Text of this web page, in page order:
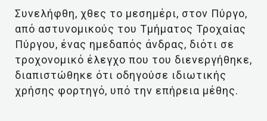
Συνελήφθη, χθες το μεσημέρι, στον Πύργο,
από αστυνομικούς του Τμήματος Τροχαίας
Πύργου, ένας ημεδαπός άνδρας, διότι σε
τροχονομικό έλεγχο που του διενεργήθηκε,
διαπιστώθηκε ότι οδηγούσε ιδιωτικής
χρήσης φορτηγό, υπό την επήρεια μέθης.